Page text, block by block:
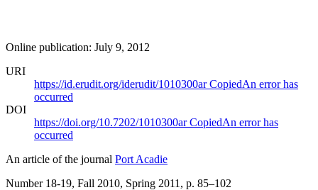
Online publication: July 9, 2012
URI
https://id.erudit.org/iderudit/1010300arCopiedAn error has
occurred
DOI
https://doi.org/10.7202/1010300arCopiedAn error has
occurred
An article of the journal Port Acadie
Number 18-19, Fall 2010, Spring 2011 , p. 85–102